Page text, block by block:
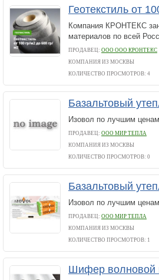
Геотекстиль от
Компания КРОНТЕКС
материалов по всей
ПРОДАВЕЦ: ООО ООО КРОНТЕКС
КОМПАНИЯ ИЗ МОСКВЫ
КОЛИЧЕСТВО ПРОСМОТРОВ: 4
Базальтовый
Изовол по лучшим
ПРОДАВЕЦ: ООО МИР ТЕПЛА
КОМПАНИЯ ИЗ МОСКВЫ
КОЛИЧЕСТВО ПРОСМОТРОВ: 0
Базальтовый
Изовол по лучшим
ПРОДАВЕЦ: ООО МИР ТЕПЛА
КОМПАНИЯ ИЗ МОСКВЫ
КОЛИЧЕСТВО ПРОСМОТРОВ: 1
Шифер волновой